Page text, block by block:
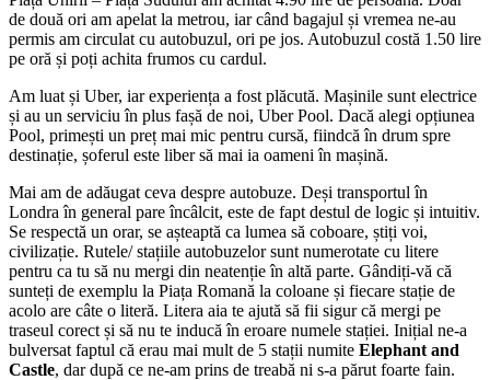
de două ori am apelat la metrou, iar când bagajul și vremea ne-au
permis am circulat cu autobuzul, ori pe jos. Autobuzul costă 1.50 lire
pe oră și poți achita frumos cu cardul.
Am luat și Uber, iar experiența a fost plăcută. Mașinile sunt electrice
și au un serviciu în plus fașă de noi, Uber Pool. Dacă alegi opțiunea
Pool, primești un preț mai mic pentru cursă, fiindcă în drum spre
destinație, șoferul este liber să mai ia oameni în mașină.
Mai am de adăugat ceva despre autobuze. Deși transportul în
Londra în general pare încâlcit, este de fapt destul de logic și intuitiv.
Se respectă un orar, se așteaptă ca lumea să coboare, știți voi,
civilizație. Rutele/ stațiile autobuzelor sunt numerotate cu litere
pentru ca tu să nu mergi din neatenție în altă parte. Gândiți-vă că
sunteți de exemplu la Piața Romană la coloane și fiecare stație de
acolo are câte o literă. Litera aia te ajută să fii sigur că mergi pe
traseul corect și să nu te inducă în eroare numele stației. Inițial ne-a
bulversat faptul că erau mai mult de 5 stații numite Elephant and
Castle, dar după ce ne-am prins de treabă ni s-a părut foarte fain.